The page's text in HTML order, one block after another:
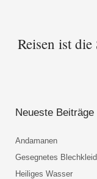
Reisen ist
Neueste Beiträge
Andamanen
Gesegnetes Blechkleid
Heiliges Wasser